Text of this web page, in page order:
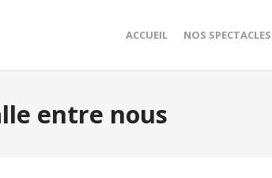
ACCUEIL NOS SPECTACLES
entre nous